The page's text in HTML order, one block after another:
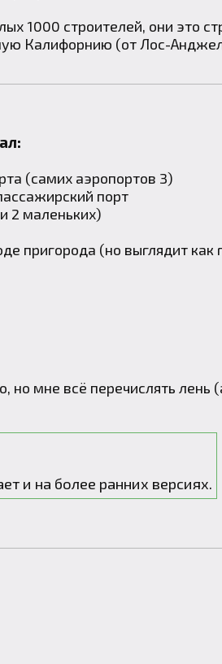
1000 строителей, они это
Калифорнию (от Лос-
(самих аэропортов 3)
порт
2 маленьких)
пригорода (но выглядит как
но мне всё перечислять лень
и на более ранних версиях.